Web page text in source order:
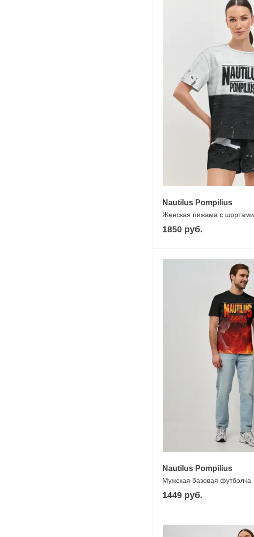
Nautilus Pompilius
Женская пижама с шортами
1850 руб.
Nautilus Pompilius
Мужская базовая футболка
1449 руб.